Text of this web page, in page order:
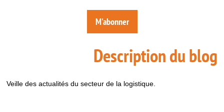
M'abonner
Description du blog
Veille des actualités du secteur de la logistique.